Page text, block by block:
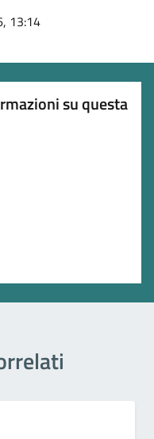
13:14
su questa